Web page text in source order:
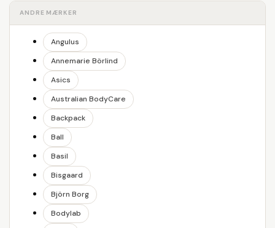
ANDRE MÆRKER
Angulus
Annemarie Börlind
Asics
Australian BodyCare
Backpack
Ball
Basil
Bisgaard
Björn Borg
Bodylab